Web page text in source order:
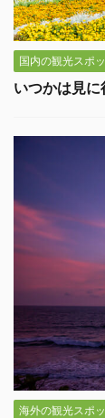
国内の観光スポ
いつかは見
海外の観光スポ